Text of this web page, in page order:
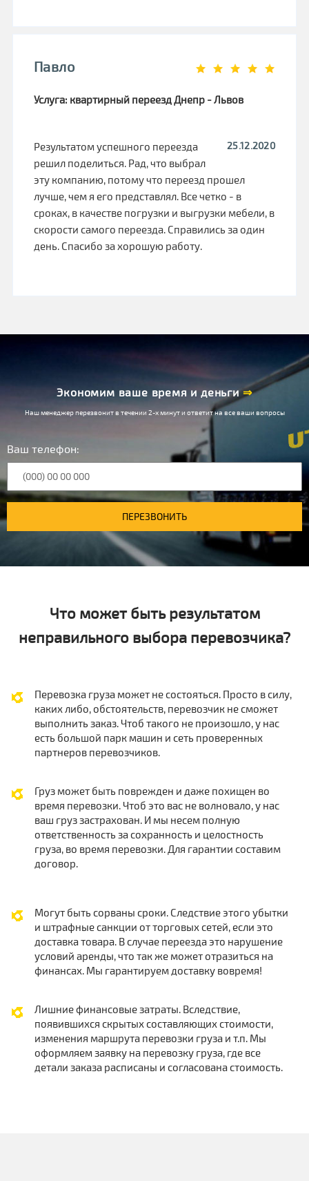
Павло
Услуга: квартирный переезд Днепр - Львов
25.12.2020
Результатом успешного переезда
решил поделиться. Рад, что выбрал
эту компанию, потому что переезд прошел
лучше, чем я его представлял. Все четко - в
сроках, в качестве погрузки и выгрузки мебели, в
скорости самого переезда. Справились за один
день. Спасибо за хорошую работу.
Экономим ваше время и деньги⇒
Наш менеджер перезвонит в течении 2-х минут и ответит на все ваши вопросы
Ваш телефон:
ПЕРЕЗВОНИТЬ
Что может быть результатом
неправильного выбора перевозчика?
Перевозка груза может не состояться. Просто в силу,
каких либо, обстоятельств, перевозчик не сможет
выполнить заказ. Чтоб такого не произошло, у нас
есть большой парк машин и сеть проверенных
партнеров перевозчиков.
Груз может быть поврежден и даже похищен во
время перевозки. Чтоб это вас не волновало, у нас
ваш груз застрахован. И мы несем полную
ответственность за сохранность и целостность
груза, во время перевозки. Для гарантии составим
договор.
Могут быть сорваны сроки. Следствие этого убытки
и штрафные санкции от торговых сетей, если это
доставка товара. В случае переезда это нарушение
условий аренды, что так же может отразиться на
финансах. Мы гарантируем доставку вовремя!
Лишние финансовые затраты. Вследствие,
появившихся скрытых составляющих стоимости,
изменения маршрута перевозки груза и т.п. Мы
оформляем заявку на перевозку груза, где все
детали заказа расписаны и согласована стоимость.